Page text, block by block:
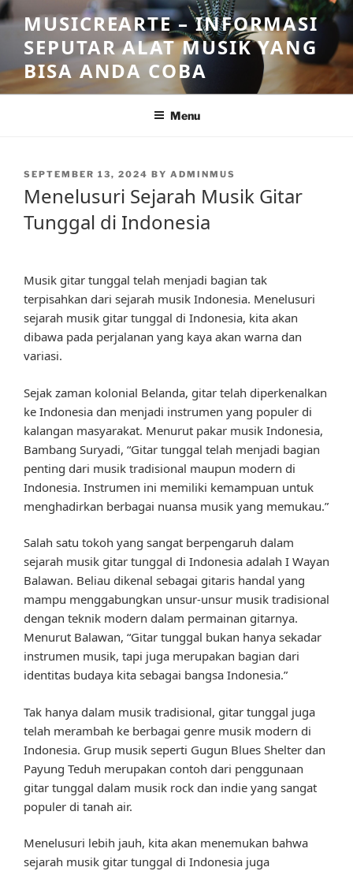
Skip
to
content
MUSICREARTE – INFORMASI
SEPUTAR ALAT MUSIK YANG
BISA ANDA COBA
Menu
POSTED
SEPTEMBER 13, 2024 BY ADMINMUS
Menelusuri Sejarah Musik Gitar
Tunggal di Indonesia
Musik gitar tunggal telah menjadi bagian tak
terpisahkan dari sejarah musik Indonesia. Menelusuri
sejarah musik gitar tunggal di Indonesia, kita akan
dibawa pada perjalanan yang kaya akan warna dan
variasi.
Sejak zaman kolonial Belanda, gitar telah diperkenalkan
ke Indonesia dan menjadi instrumen yang populer di
kalangan masyarakat. Menurut pakar musik Indonesia,
Bambang Suryadi, “Gitar tunggal telah menjadi bagian
penting dari musik tradisional maupun modern di
Indonesia. Instrumen ini memiliki kemampuan untuk
menghadirkan berbagai nuansa musik yang memukau.”
Salah satu tokoh yang sangat berpengaruh dalam
sejarah musik gitar tunggal di Indonesia adalah I Wayan
Balawan. Beliau dikenal sebagai gitaris handal yang
mampu menggabungkan unsur-unsur musik tradisional
dengan teknik modern dalam permainan gitarnya.
Menurut Balawan, “Gitar tunggal bukan hanya sekadar
instrumen musik, tapi juga merupakan bagian dari
identitas budaya kita sebagai bangsa Indonesia.”
Tak hanya dalam musik tradisional, gitar tunggal juga
telah merambah ke berbagai genre musik modern di
Indonesia. Grup musik seperti Gugun Blues Shelter dan
Payung Teduh merupakan contoh dari penggunaan
gitar tunggal dalam musik rock dan indie yang sangat
populer di tanah air.
Menelusuri lebih jauh, kita akan menemukan bahwa
sejarah musik gitar tunggal di Indonesia juga